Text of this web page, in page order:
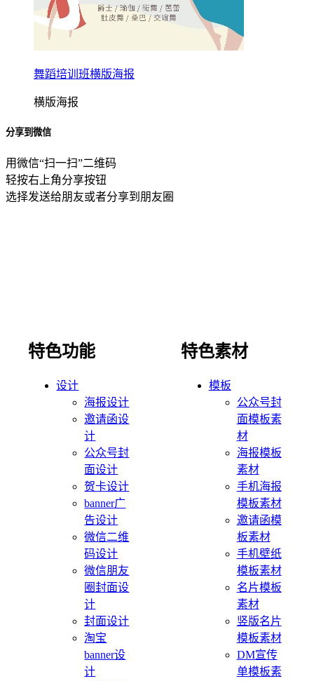
舞蹈培训班横版海报
横版海报
分享到微信
用微信“扫一扫”二维码
轻按右上角分享按钮
选择发送给朋友或者分享到朋友圈
特色功能
设计
海报设计
邀请函设
计
公众号封
面设计
贺卡设计
banner广
告设计
微信二维
码设计
微信朋友
圈封面设
计
封面设计
淘宝
banner设
计
特色素材
模板
公众号封
面模板素
材
海报模板
素材
手机海报
模板素材
邀请函模
板素材
手机壁纸
模板素材
名片模板
素材
竖版名片
模板素材
DM宣传
单模板素